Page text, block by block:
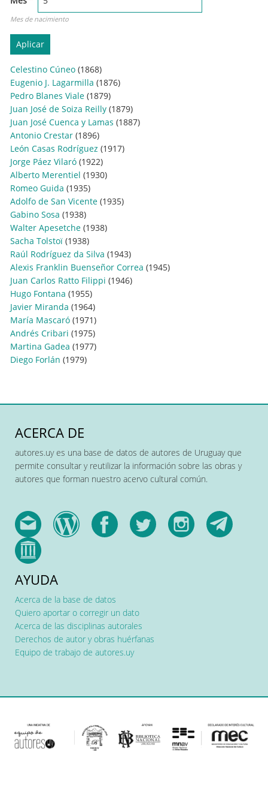
Mes de nacimiento
Celestino Cúneo (1868)
Eugenio J. Lagarmilla (1876)
Pedro Blanes Viale (1879)
Juan José de Soiza Reilly (1879)
Juan José Cuenca y Lamas (1887)
Antonio Crestar (1896)
León Casas Rodríguez (1917)
Jorge Páez Vilaró (1922)
Alberto Merentiel (1930)
Romeo Guida (1935)
Adolfo de San Vicente (1935)
Gabino Sosa (1938)
Walter Apesetche (1938)
Sacha Tolstoï (1938)
Raúl Rodríguez da Silva (1943)
Alexis Franklin Buenseñor Correa (1945)
Juan Carlos Ratto Filippi (1946)
Hugo Fontana (1955)
Javier Miranda (1964)
María Mascaró (1971)
Andrés Cribari (1975)
Martina Gadea (1977)
Diego Forlán (1979)
ACERCA DE
autores.uy es una base de datos de autores de Uruguay que
permite consultar y reutilizar la información sobre las obras y
autores que forman nuestro acervo cultural común.
AYUDA
Acerca de la base de datos
Quiero aportar o corregir un dato
Acerca de las disciplinas autorales
Derechos de autor y obras huérfanas
Equipo de trabajo de autores.uy